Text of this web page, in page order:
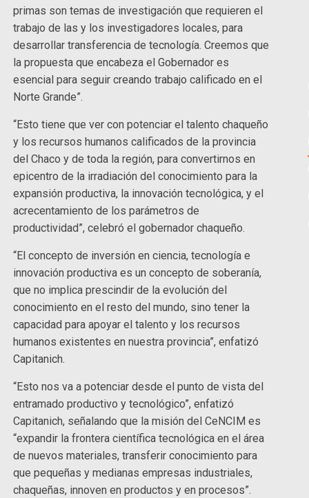
primas son temas de investigación que requieren el
trabajo de las y los investigadores locales, para
desarrollar transferencia de tecnología. Creemos que
la propuesta que encabeza el Gobernador es
esencial para seguir creando trabajo calificado en el
Norte Grande”.
“Esto tiene que ver con potenciar el talento chaqueño
y los recursos humanos calificados de la provincia
del Chaco y de toda la región, para convertirnos en
epicentro de la irradiación del conocimiento para la
expansión productiva, la innovación tecnológica, y el
acrecentamiento de los parámetros de
productividad”, celebró el gobernador chaqueño.
“El concepto de inversión en ciencia, tecnología e
innovación productiva es un concepto de soberanía,
que no implica prescindir de la evolución del
conocimiento en el resto del mundo, sino tener la
capacidad para apoyar el talento y los recursos
humanos existentes en nuestra provincia”, enfatizó
Capitanich.
“Esto nos va a potenciar desde el punto de vista del
entramado productivo y tecnológico”, enfatizó
Capitanich, señalando que la misión del CeNCIM es
“expandir la frontera científica tecnológica en el área
de nuevos materiales, transferir conocimiento para
que pequeñas y medianas empresas industriales,
chaqueñas, innoven en productos y en procesos”.